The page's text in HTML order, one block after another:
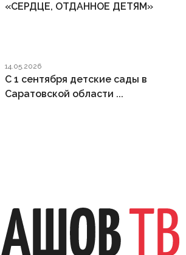
«СЕРДЦЕ, ОТДАННОЕ ДЕТЯМ»
14.05.2026
С 1 сентября детские сады в
Саратовской области ...